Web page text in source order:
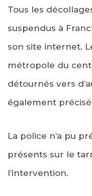
Tous les
suspendus à
son site internet.
métropole du
détournés vers
également
La police n’a pu
présents sur le
l’intervention.